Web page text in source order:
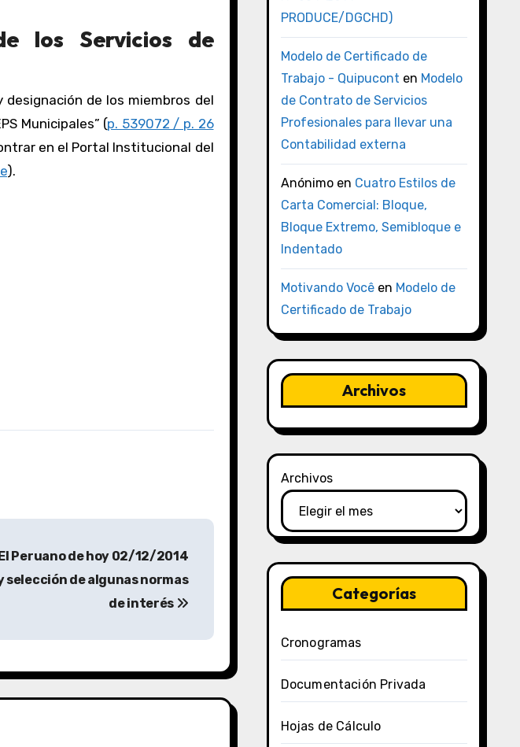
los Servicios de
designación de los miembros del
Municipales” (p. 539072 / p. 26
en el Portal Institucional del
).
Peruano de hoy 02/12/2014
selección de algunas normas
de interés
PRODUCE/DGCHD)
Modelo de Certificado de
Trabajo - Quipucont en Modelo
de Contrato de Servicios
Profesionales para llevar una
Contabilidad externa
Anónimoen Cuatro Estilos de
Carta Comercial: Bloque,
Bloque Extremo, Semibloque e
Indentado
Motivando Vocêen Modelo de
Certificado de Trabajo
Archivos
Archivos
Categorías
Cronogramas
Documentación Privada
Hojas de Cálculo